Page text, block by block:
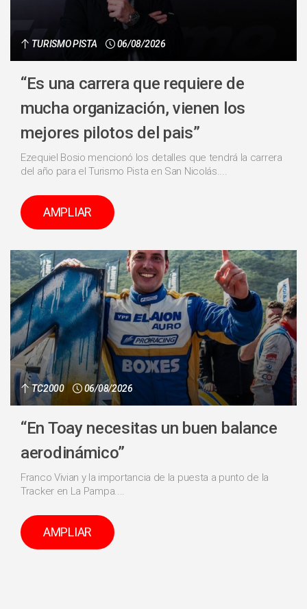
TURISMO PISTA 06/08/2026
“Es una carrera que requiere de
mucha organización, vienen los
mejores pilotos del pais”
Ezequiel Bosio mencionó los detalles que tendrá la carrera
del año para el Turismo Pista en San Nicolás....
AMPLIAR
TC2000 06/08/2026
“En Toay necesitas un buen balance
aerodinámico”
Franco Vivian y la importancia de la puesta a punto de la
Tracker en La Pampa....
AMPLIAR